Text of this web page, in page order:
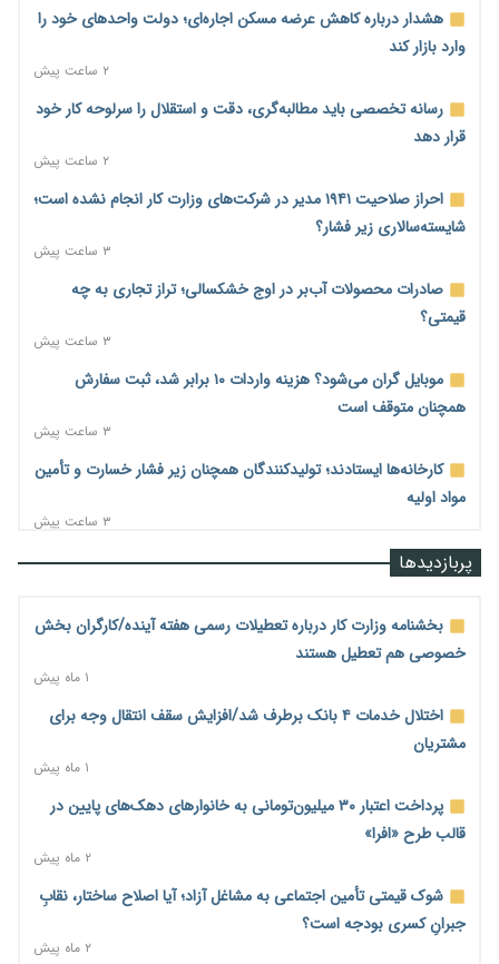
هشدار درباره کاهش عرضه مسکن اجاره‌ای؛ دولت واحدهای خود را
وارد بازار کند
۲ ساعت پیش
رسانه تخصصی باید مطالبه‌گری، دقت و استقلال را سرلوحه کار خود
قرار دهد
۲ ساعت پیش
احراز صلاحیت ۱۹۴۱ مدیر در شرکت‌های وزارت کار انجام نشده است؛
شایسته‌سالاری زیر فشار؟
۳ ساعت پیش
صادرات محصولات آب‌بر در اوج خشکسالی؛ تراز تجاری به چه
قیمتی؟
۳ ساعت پیش
موبایل گران می‌شود؟ هزینه واردات ۱۰ برابر شد، ثبت سفارش
همچنان متوقف است
۳ ساعت پیش
کارخانه‌ها ایستادند؛ تولیدکنندگان همچنان زیر فشار خسارت و تأمین
مواد اولیه
۳ ساعت پیش
قیمت مسکن در دست سازنده‌های خرد؛ چگونه «عددسازی» بازار
۳ ساعت پیش
منابع صندوق ملی مسکن به متقاضیان رسید؛ اولویت با پروژه‌های
هشدار درباره آینده صندوق‌های بازنشستگی؛ اعتماد بیمه‌پردازان را
ترمیم مزد در راه است؟ تأکید بر افزایش مزد پایه و شفافیت سبد
پربازدیدها
بخشنامه وزارت کار درباره تعطیلات رسمی هفته آینده/کارگران بخش
خصوصی هم تعطیل هستند
۱ ماه پیش
اختلال خدمات ۴ بانک برطرف شد/افزایش سقف انتقال وجه برای
مشتریان
۱ ماه پیش
پرداخت اعتبار ۳۰ میلیون‌تومانی به خانوارهای دهک‌های پایین در
قالب طرح «افرا»
۲ ماه پیش
شوک قیمتی تأمین اجتماعی به مشاغل آزاد؛ آیا اصلاح ساختار، نقابِ
جبرانِ کسری بودجه است؟
۲ ماه پیش